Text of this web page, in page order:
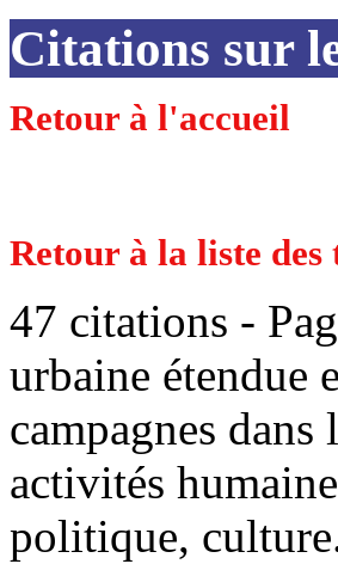
Citations sur
Retour à l'accueil
Retour à la liste des
47 citations -
urbaine étendue
campagnes
activités
politique,